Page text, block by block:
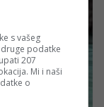
s vašeg
podatke
207
Mi i naši
o